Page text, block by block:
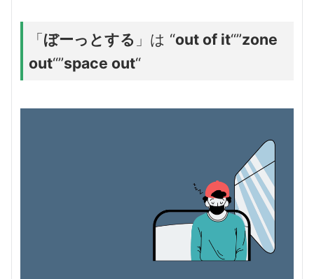
「ぼーっとする 」は “out of it“”zone
out“”space out“